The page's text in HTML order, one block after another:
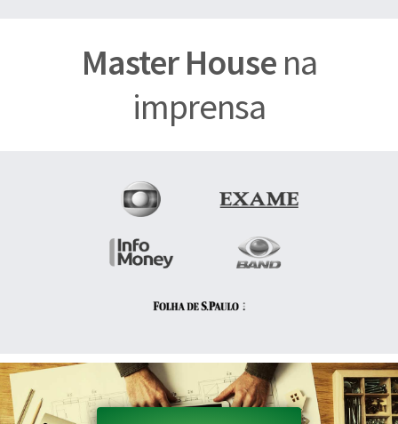
Master Housena
imprensa